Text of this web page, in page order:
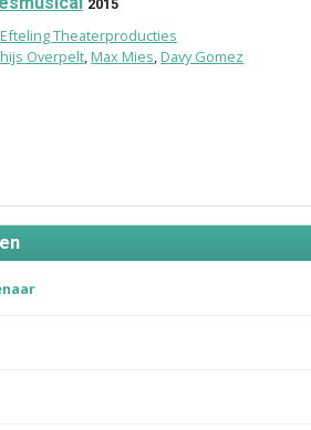
2015
Efteling Theaterproducties
Overpelt,Max Mies,Davy Gomez